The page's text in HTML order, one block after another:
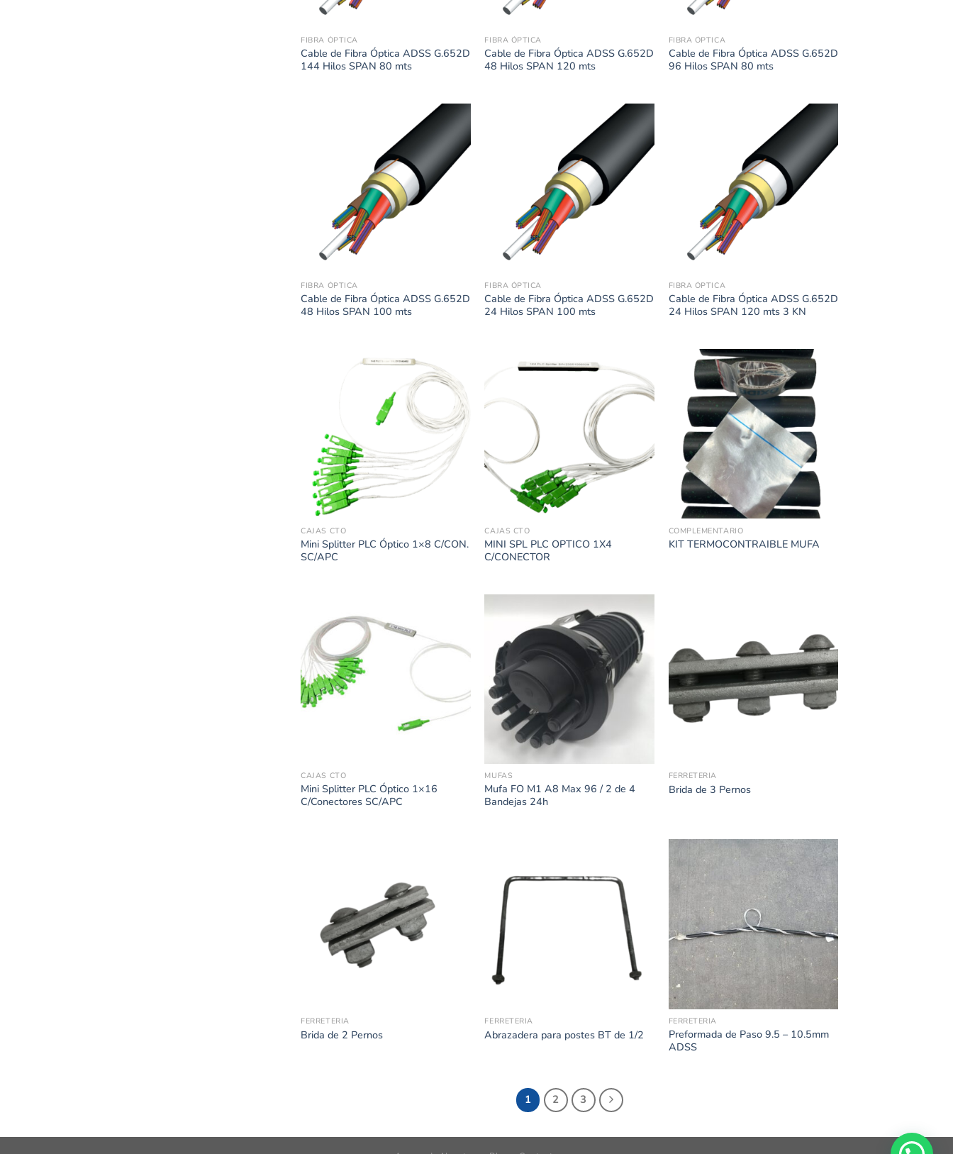
FIBRA ÓPTICA
Cable de Fibra Óptica ADSS G.652D
144 Hilos SPAN 80 mts
FIBRA ÓPTICA
Cable de Fibra Óptica ADSS G.652D
48 Hilos SPAN 120 mts
FIBRA ÓPTICA
Cable de Fibra Óptica ADSS G.652D
96 Hilos SPAN 80 mts
FIBRA ÓPTICA
Cable de Fibra Óptica ADSS G.652D
48 Hilos SPAN 100 mts
FIBRA ÓPTICA
Cable de Fibra Óptica ADSS G.652D
24 Hilos SPAN 100 mts
FIBRA ÓPTICA
Cable de Fibra Óptica ADSS G.652D
24 Hilos SPAN 120 mts 3 KN
CAJAS CTO
Mini Splitter PLC Óptico 1×8 C/CON.
SC/APC
CAJAS CTO
MINI SPL PLC OPTICO 1X4
C/CONECTOR
COMPLEMENTARIO
KIT TERMOCONTRAIBLE MUFA
CAJAS CTO
Mini Splitter PLC Óptico 1×16
C/Conectores SC/APC
MUFAS
Mufa FO M1 A8 Max 96 / 2 de 4
Bandejas 24h
FERRETERIA
Brida de 3 Pernos
FERRETERIA
Brida de 2 Pernos
FERRETERIA
Abrazadera para postes BT de 1/2
FERRETERIA
Preformada de Paso 9.5 – 10.5mm
ADSS
1 2 3